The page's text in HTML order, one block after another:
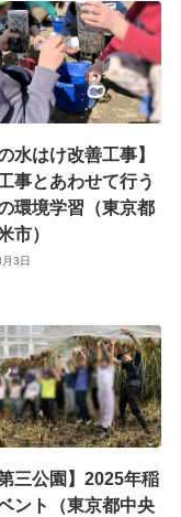
水はけ改善工事】
事とあわせて行う
環境学習（東京都
市）
3日
第三公園】2025年稲
ント（東京都中央